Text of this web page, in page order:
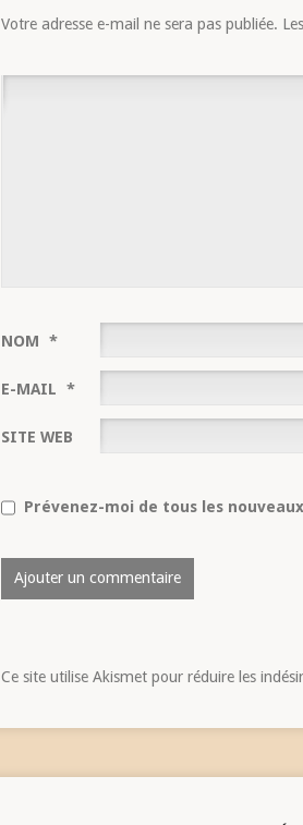
Votre adresse e-mail ne sera pas publiée.
NOM *
E-MAIL *
SITE WEB
Prévenez-moi de tous les
Ce site utilise Akismet pour réduire les